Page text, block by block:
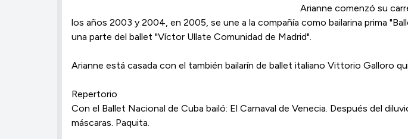
Arianne comenzó su
los años 2003 y 2004, en 2005, se une a la compañía como bailarina prima
una parte del ballet "Víctor Ullate Comunidad de Madrid".
Arianne está casada con el también bailarín de ballet italiano Vittorio Galloro
Repertorio
Con el Ballet Nacional de Cuba bailó: El Carnaval de Venecia. Después del
máscaras. Paquita.